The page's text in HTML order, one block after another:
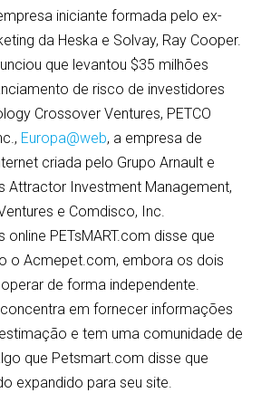
iniciante formada pelo ex-
da Heska e Solvay, Ray Cooper.
que levantou $35 milhões
de risco de investidores
Crossover Ventures, PETCO
Europa@web, a empresa de
criada pelo Grupo Arnault e
Attractor Investment Management,
e Comdisco, Inc.
online PETsMART.com disse que
o Acmepet.com, embora os dois
de forma independente.
em fornecer informações
e tem uma comunidade de
que Petsmart.com disse que
expandido para seu site.